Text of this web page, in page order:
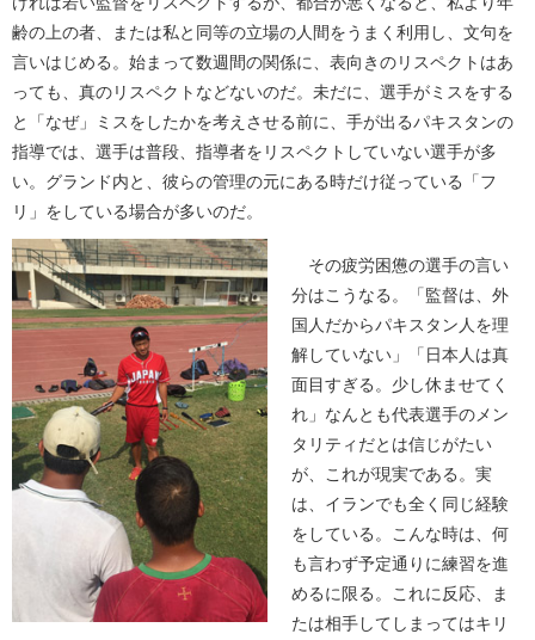
齢の上の者、または私と同等の立場の人間をうまく利用し、文句を
言いはじめる。始まって数週間の関係に、表向きのリスペクトはあ
っても、真のリスペクトなどないのだ。未だに、選手がミスをする
と「なぜ」ミスをしたかを考えさせる前に、手が出るパキスタンの
指導では、選手は普段、指導者をリスペクトしていない選手が多
い。グランド内と、彼らの管理の元にある時だけ従っている「フ
リ」をしている場合が多いのだ。
その疲労困憊の選手の言い
分はこうなる。「監督は、外
国人だからパキスタン人を理
解していない」「日本人は真
面目すぎる。少し休ませてく
れ」なんとも代表選手のメン
タリティだとは信じがたい
が、これが現実である。実
は、イランでも全く同じ経験
をしている。こんな時は、何
も言わず予定通りに練習を進
めるに限る。これに反応、ま
たは相手してしまってはキリ